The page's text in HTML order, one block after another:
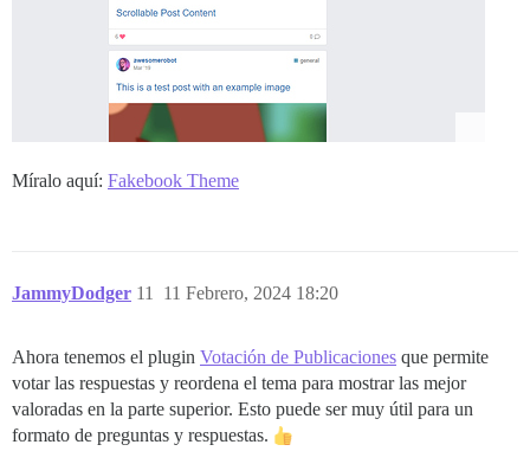
Míralo aquí: Fakebook Theme
JammyDodger 11 Febrero, 2024 18:20
11
Ahora tenemos el plugin Votación de Publicaciones que permite
votar las respuestas y reordena el tema para mostrar las mejor
valoradas en la parte superior. Esto puede ser muy útil para un
formato de preguntas y respuestas.